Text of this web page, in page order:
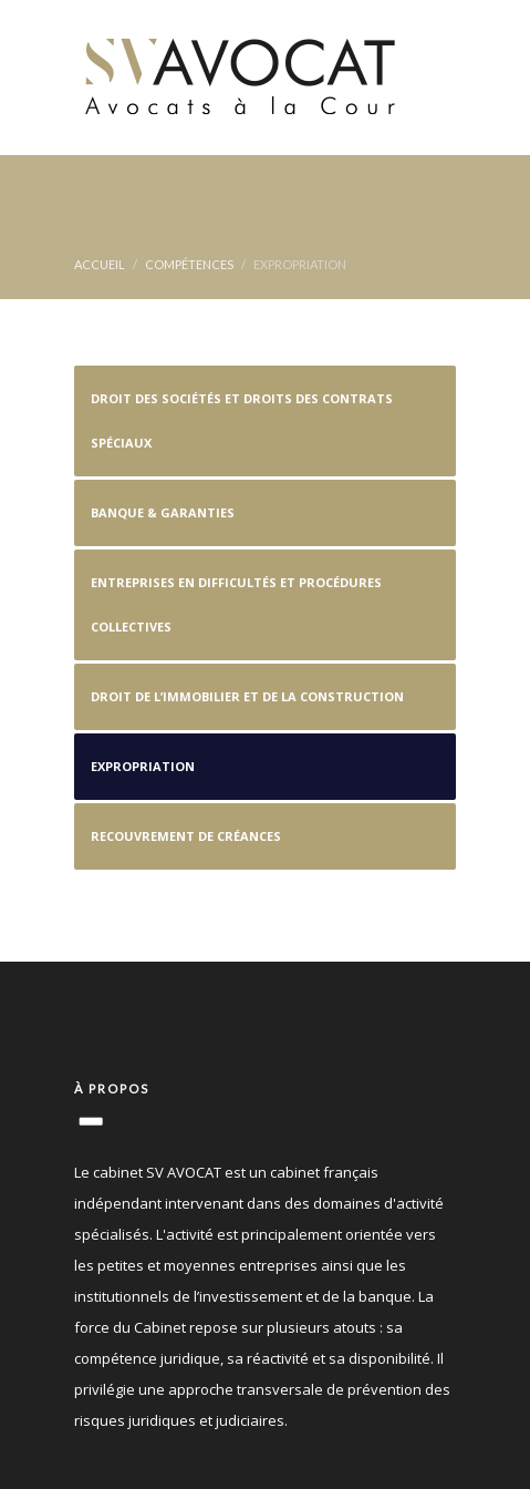
ACCUEIL COMPÉTENCES EXPROPRIATION
DROIT DES SOCIÉTÉS ET DROITS DES CONTRATS
SPÉCIAUX
BANQUE & GARANTIES
ENTREPRISES EN DIFFICULTÉS ET PROCÉDURES
COLLECTIVES
DROIT DE L’IMMOBILIER ET DE LA CONSTRUCTION
EXPROPRIATION
RECOUVREMENT DE CRÉANCES
À PROPOS
Le cabinet SV AVOCAT est un cabinet français
indépendant intervenant dans des domaines d'activité
spécialisés. L'activité est principalement orientée vers
les petites et moyennes entreprises ainsi que les
institutionnels de l’investissement et de la banque. La
force du Cabinet repose sur plusieurs atouts : sa
compétence juridique, sa réactivité et sa disponibilité. Il
privilégie une approche transversale de prévention des
risques juridiques et judiciaires.